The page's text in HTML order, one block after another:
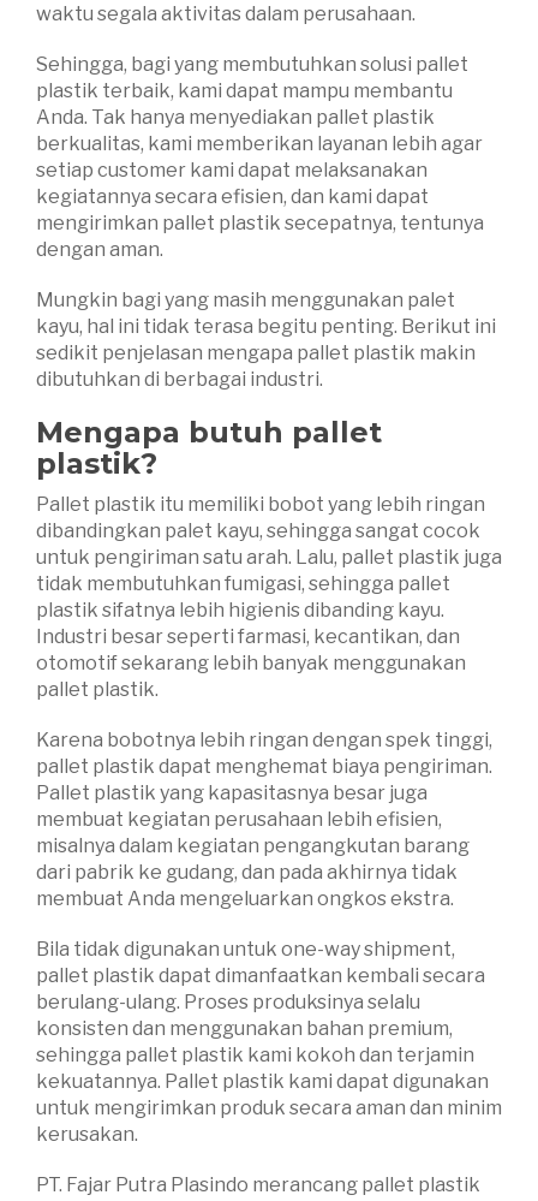
waktu segala aktivitas dalam perusahaan.
Sehingga, bagi yang membutuhkan solusi pallet
plastik terbaik, kami dapat mampu membantu
Anda. Tak hanya menyediakan pallet plastik
berkualitas, kami memberikan layanan lebih agar
setiap customer kami dapat melaksanakan
kegiatannya secara efisien, dan kami dapat
mengirimkan pallet plastik secepatnya, tentunya
dengan aman.
Mungkin bagi yang masih menggunakan palet
kayu, hal ini tidak terasa begitu penting. Berikut ini
sedikit penjelasan mengapa pallet plastik makin
dibutuhkan di berbagai industri.
Mengapa butuh pallet
plastik?
Pallet plastik itu memiliki bobot yang lebih ringan
dibandingkan palet kayu, sehingga sangat cocok
untuk pengiriman satu arah. Lalu, pallet plastik juga
tidak membutuhkan fumigasi, sehingga pallet
plastik sifatnya lebih higienis dibanding kayu.
Industri besar seperti farmasi, kecantikan, dan
otomotif sekarang lebih banyak menggunakan
pallet plastik.
Karena bobotnya lebih ringan dengan spek tinggi,
pallet plastik dapat menghemat biaya pengiriman.
Pallet plastik yang kapasitasnya besar juga
membuat kegiatan perusahaan lebih efisien,
misalnya dalam kegiatan pengangkutan barang
dari pabrik ke gudang, dan pada akhirnya tidak
membuat Anda mengeluarkan ongkos ekstra.
Bila tidak digunakan untuk one-way shipment,
pallet plastik dapat dimanfaatkan kembali secara
berulang-ulang. Proses produksinya selalu
konsisten dan menggunakan bahan premium,
sehingga pallet plastik kami kokoh dan terjamin
kekuatannya. Pallet plastik kami dapat digunakan
untuk mengirimkan produk secara aman dan minim
kerusakan.
PT. Fajar Putra Plasindo merancang pallet plastik